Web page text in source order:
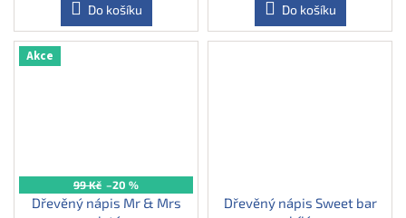
Do košíku Do košíku
Akce
99 Kč –20 %
Dřevěný nápis Mr & Mrs
Dřevěný nápis Sweet bar